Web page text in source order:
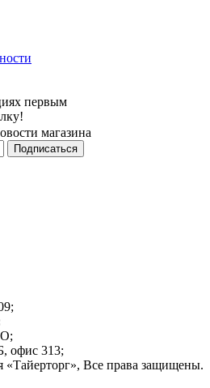
первым
магазина
О;
офис 313;
«Тайерторг», Все права защищены.